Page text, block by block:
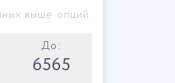
выше опций.
До:
6565